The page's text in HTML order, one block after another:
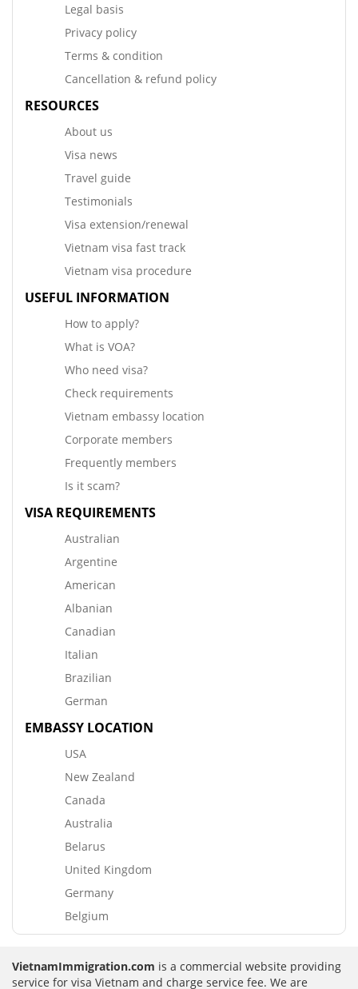
Legal basis
Privacy policy
Terms & condition
Cancellation & refund policy
RESOURCES
About us
Visa news
Travel guide
Testimonials
Visa extension/renewal
Vietnam visa fast track
Vietnam visa procedure
USEFUL INFORMATION
How to apply?
What is VOA?
Who need visa?
Check requirements
Vietnam embassy location
Corporate members
Frequently members
Is it scam?
VISA REQUIREMENTS
Australian
Argentine
American
Albanian
Canadian
Italian
Brazilian
German
EMBASSY LOCATION
USA
New Zealand
Canada
Australia
Belarus
United Kingdom
Germany
Belgium
VietnamImmigration.com is a commercial website providing
service for visa Vietnam and charge service fee. We are